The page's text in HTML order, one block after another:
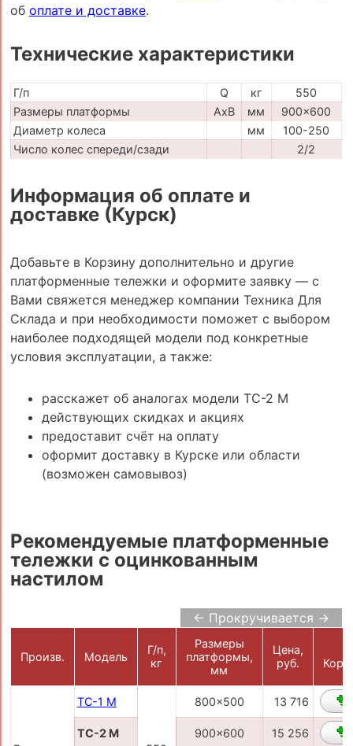
об оплате и доставке.
Технические характеристики
Г/п Q кг
550
Размеры платформы
AxB мм
900x600
Диаметр колеса
мм
100-250
Число колес спереди/сзади
2/2
Информация об оплате и
доставке (Курск)
Добавьте в Корзину дополнительно и другие
платформенные тележки и оформите заявку — с
Вами свяжется менеджер компании Техника Для
Склада и при необходимости поможет с выбором
наиболее подходящей модели под конкретные
условия эксплуатации, а также:
расскажет об аналогах модели ТС-2 М
действующих скидках и акциях
предоставит счёт на оплату
оформит доставку в Курске или области
(возможен самовывоз)
Рекомендуемые платформенные
тележки с оцинкованным
настилом
← Прокручивается →
Произв. Модель
Г/п,
кг
Размеры
платформы,
мм
Цена,
руб.
ТС-1 М 800x500 13 716
ТС-2 М 900x600 15 256